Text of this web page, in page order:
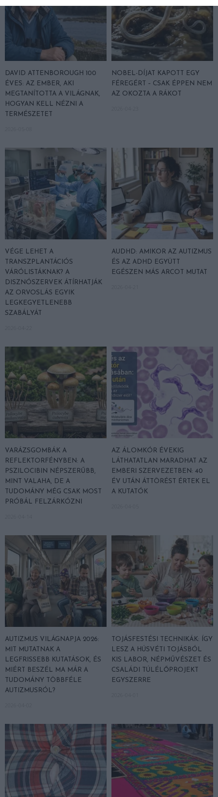
DAVID ATTENBOROUGH 100
ÉVES: AZ EMBER, AKI
MEGTANÍTOTTA A VILÁGNAK,
HOGYAN KELL NÉZNI A
TERMÉSZETET
NOBEL-DÍJAT KAPOTT EGY
FÉREGÉRT – CSAK ÉPPEN NEM
AZ OKOZTA A RÁKOT
VÉGE LEHET A
TRANSZPLANTÁCIÓS
VÁRÓLISTÁKNAK? A
DISZNÓSZERVEK ÁTÍRHATJÁK
AZ ORVOSLÁS EGYIK
LEGKEGYETLENEBB
SZABÁLYÁT
AUDHD: AMIKOR AZ AUTIZMUS
ÉS AZ ADHD EGYÜTT
EGÉSZEN MÁS ARCOT MUTAT
VARÁZSGOMBÁK A
REFLEKTORFÉNYBEN: A
PSZILOCIBIN NÉPSZERŰBB,
MINT VALAHA, DE A
TUDOMÁNY MÉG CSAK MOST
PRÓBÁL FELZÁRKÓZNI
AZ ÁLOMKÓR ÉVEKIG
LÁTHATATLAN MARADHAT AZ
EMBERI SZERVEZETBEN: 40
ÉV UTÁN ÁTTÖRÉST ÉRTEK EL
A KUTATÓK
AUTIZMUS VILÁGNAPJA 2026:
MIT MUTATNAK A
LEGFRISSEBB KUTATÁSOK, ÉS
MIÉRT BESZÉL MA MÁR A
TUDOMÁNY TÖBBFÉLE
AUTIZMUSRÓL?
TOJÁSFESTÉSI TECHNIKÁK: ÍGY
LESZ A HÚSVÉTI TOJÁSBÓL
KIS LABOR, NÉPMŰVÉSZET ÉS
CSALÁDI TÚLÉLŐPROJEKT
EGYSZERRE